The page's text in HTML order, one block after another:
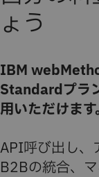
ょう
IBM
Standardプラ
用いただけます
API呼び出し、
B2Bの統合、